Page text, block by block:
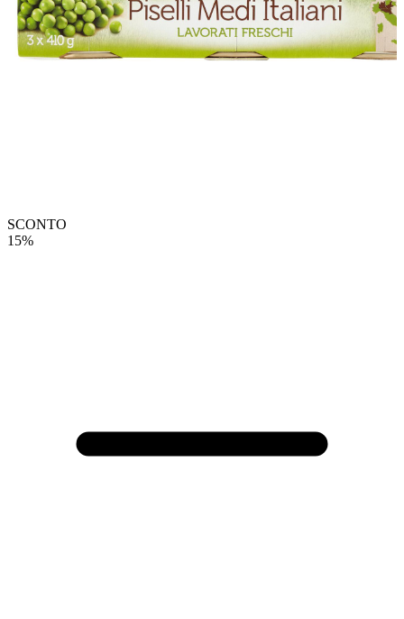
SCONTO
15%